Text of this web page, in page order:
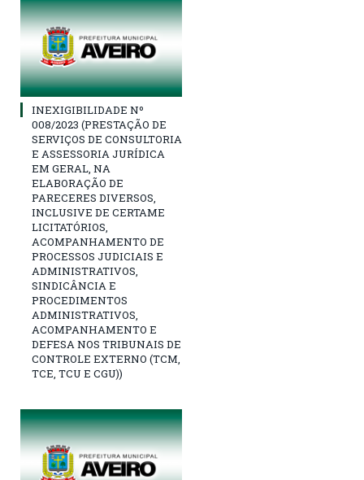
INEXIGIBILIDADE Nº
008/2023 (PRESTAÇÃO DE
SERVIÇOS DE CONSULTORIA
E ASSESSORIA JURÍDICA
EM GERAL, NA
ELABORAÇÃO DE
PARECERES DIVERSOS,
INCLUSIVE DE CERTAME
LICITATÓRIOS,
ACOMPANHAMENTO DE
PROCESSOS JUDICIAIS E
ADMINISTRATIVOS,
SINDICÂNCIA E
PROCEDIMENTOS
ADMINISTRATIVOS,
ACOMPANHAMENTO E
DEFESA NOS TRIBUNAIS DE
CONTROLE EXTERNO (TCM,
TCE, TCU E CGU))